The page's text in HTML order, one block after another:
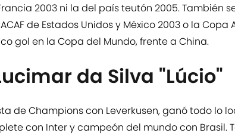
2003 ni la del país teutón 2005. También
de Estados Unidos y México 2003 o la Copa
gol en la Copa del Mundo, frente a China.
da Silva "Lúcio"
de Champions con Leverkusen, ganó todo lo
con Inter y campeón del mundo con Brasil.